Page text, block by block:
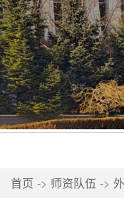
首页 -> 师资队伍 ->